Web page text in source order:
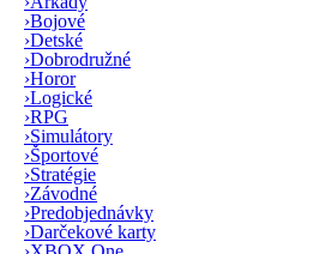
›Bojové
›Detské
›Dobrodružné
›Horor
›Logické
›RPG
›Simulátory
›Športové
›Stratégie
›Závodné
›Predobjednávky
›Darčekové karty